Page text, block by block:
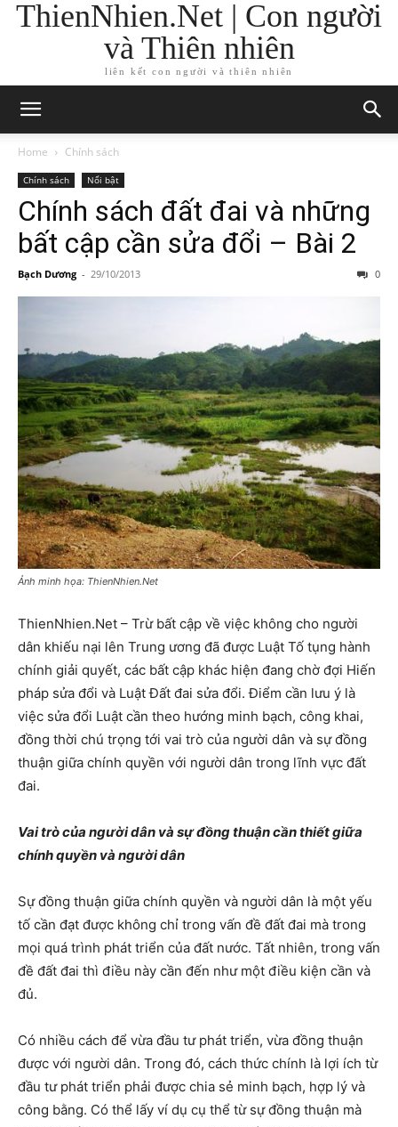
ThienNhien.Net | Con người
và Thiên nhiên
liên kết con người và thiên nhiên
Home Chính sách
Chính sách Nổi bật
Chính sách đất đai và những
bất cập cần sửa đổi – Bài 2
Bạch Dương - 29/10/2013 0
Ảnh minh họa: ThienNhien.Net
ThienNhien.Net – Trừ bất cập về việc không cho người
dân khiếu nại lên Trung ương đã được Luật Tố tụng hành
chính giải quyết, các bất cập khác hiện đang chờ đợi Hiến
pháp sửa đổi và Luật Đất đai sửa đổi. Điểm cần lưu ý là
việc sửa đổi Luật cần theo hướng minh bạch, công khai,
đồng thời chú trọng tới vai trò của người dân và sự đồng
thuận giữa chính quyền với người dân trong lĩnh vực đất
đai.
Vai trò của người dân và sự đồng thuận cần thiết giữa
chính quyền và người dân
Sự đồng thuận giữa chính quyền và người dân là một yếu
tố cần đạt được không chỉ trong vấn đề đất đai mà trong
mọi quá trình phát triển của đất nước. Tất nhiên, trong vấn
đề đất đai thì điều này cần đến như một điều kiện cần và
đủ.
Có nhiều cách để vừa đầu tư phát triển, vừa đồng thuận
được với người dân. Trong đó, cách thức chính là lợi ích từ
đầu tư phát triển phải được chia sẻ minh bạch, hợp lý và
công bằng. Có thể lấy ví dụ cụ thể từ sự đồng thuận mà